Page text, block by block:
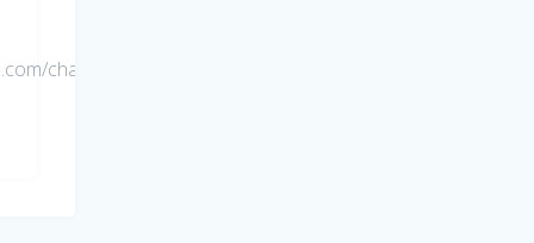
channel/UCf7yNvEJaW4PG8bh-